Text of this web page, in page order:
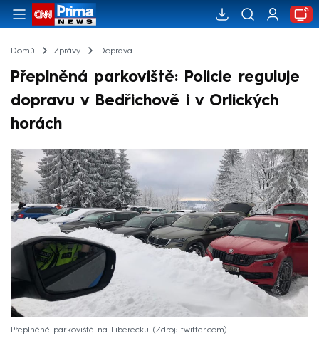
Domů Zprávy Doprava
Přeplněná parkoviště: Policie reguluje
dopravu v Bedřichově i v Orlických
horách
Přeplněné parkoviště na Liberecku Zdroj: twitter.com